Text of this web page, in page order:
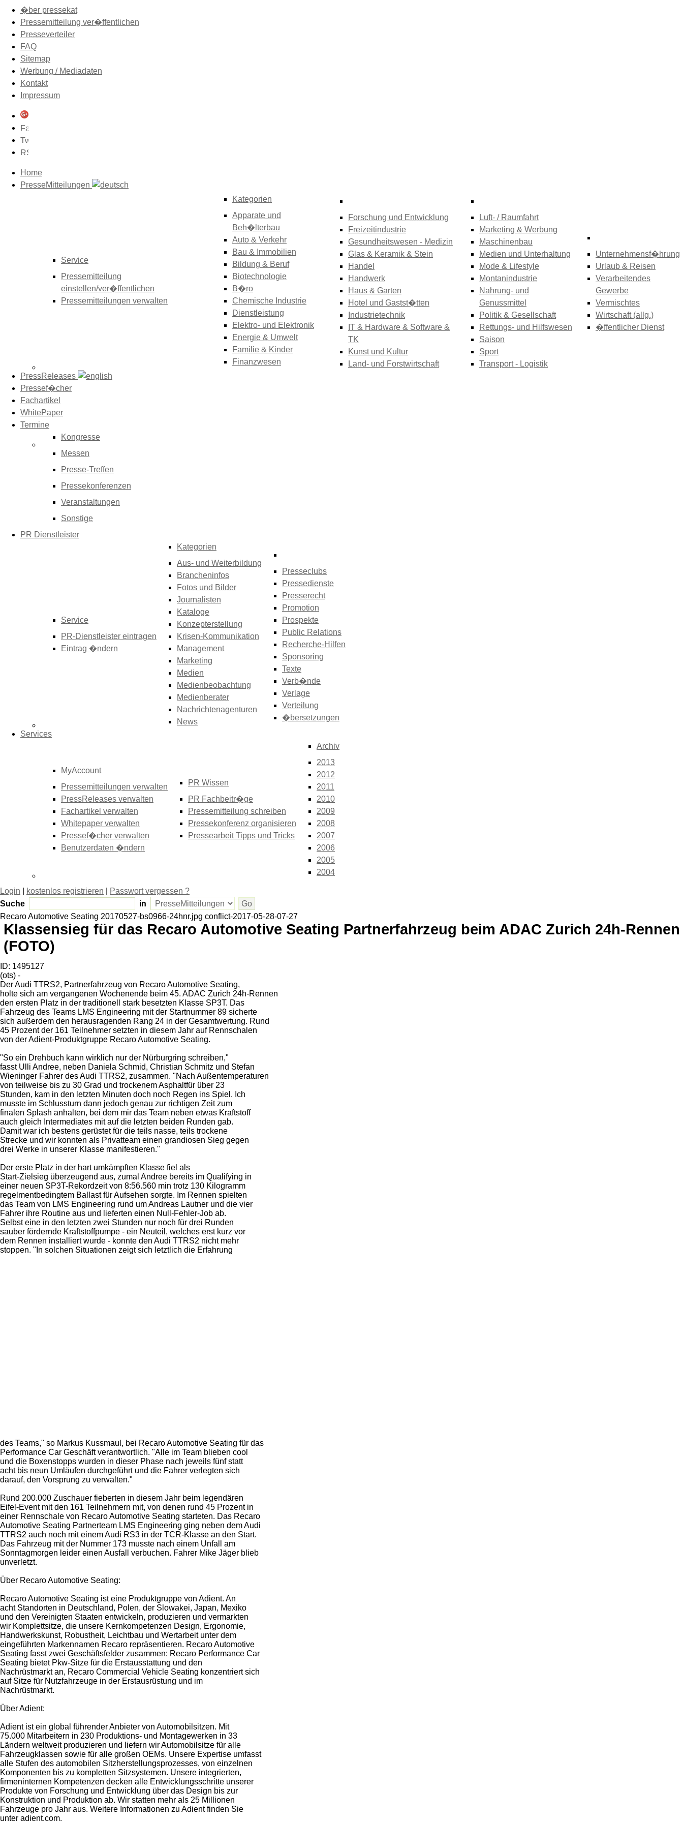
�ber pressekat
Pressemitteilung ver�ffentlichen
Presseverteiler
FAQ
Sitemap
Werbung / Mediadaten
Kontakt
Impressum
Home
PresseMitteilungen
Service
Pressemitteilung
einstellen/ver�ffentlichen
Pressemitteilungen verwalten
Kategorien
Apparate und
Beh�lterbau
Auto & Verkehr
Bau & Immobilien
Bildung & Beruf
Biotechnologie
B�ro
Chemische Industrie
Dienstleistung
Elektro- und Elektronik
Energie & Umwelt
Familie & Kinder
Finanzwesen
Forschung und Entwicklung
Freizeitindustrie
Gesundheitswesen - Medizin
Glas & Keramik & Stein
Handel
Handwerk
Haus & Garten
Hotel und Gastst�tten
Industrietechnik
IT & Hardware & Software &
TK
Kunst und Kultur
Land- und Forstwirtschaft
Luft- / Raumfahrt
Marketing & Werbung
Maschinenbau
Medien und Unterhaltung
Mode & Lifestyle
Montanindustrie
Nahrung- und
Genussmittel
Politik & Gesellschaft
Rettungs- und Hilfswesen
Saison
Sport
Transport - Logistik
Unternehmensf�hrung
Urlaub & Reisen
Verarbeitendes
Gewerbe
Vermischtes
Wirtschaft (allg.)
�ffentlicher Dienst
PressReleases
Pressef�cher
Fachartikel
WhitePaper
Termine
Kongresse
Messen
Presse-Treffen
Pressekonferenzen
Veranstaltungen
Sonstige
PR Dienstleister
Service
PR-Dienstleister eintragen
Eintrag �ndern
Kategorien
Aus- und Weiterbildung
Brancheninfos
Fotos und Bilder
Journalisten
Kataloge
Konzepterstellung
Krisen-Kommunikation
Management
Marketing
Medien
Medienbeobachtung
Medienberater
Nachrichtenagenturen
News
Presseclubs
Pressedienste
Presserecht
Promotion
Prospekte
Public Relations
Recherche-Hilfen
Sponsoring
Texte
Verb�nde
Verlage
Verteilung
�bersetzungen
Services
MyAccount
Pressemitteilungen verwalten
PressReleases verwalten
Fachartikel verwalten
Whitepaper verwalten
Pressef�cher verwalten
Benutzerdaten �ndern
PR Wissen
PR Fachbeitr�ge
Pressemitteilung schreiben
Pressekonferenz organisieren
Pressearbeit Tipps und Tricks
Archiv
2013
2012
2011
2010
2009
2008
2007
2006
2005
2004
Login kostenlos registrieren
Passwort vergessen ?
Suche
in
Recaro Automotive Seating 20170527-bs0966-24hnr.jpg conflict-2017-05-28-07-27
Klassensieg für das Recaro Automotive Seating Partnerfahrzeug beim ADAC Zurich 24h-Rennen
(FOTO)
ID: 1495127
(ots) -
Der Audi TTRS2, Partnerfahrzeug von Recaro Automotive Seating,
holte sich am vergangenen Wochenende beim 45. ADAC Zurich 24h-Rennen
den ersten Platz in der traditionell stark besetzten Klasse SP3T. Das
Fahrzeug des Teams LMS Engineering mit der Startnummer 89 sicherte
sich außerdem den herausragenden Rang 24 in der Gesamtwertung. Rund
45 Prozent der 161 Teilnehmer setzten in diesem Jahr auf Rennschalen
von der Adient-Produktgruppe Recaro Automotive Seating.
"So ein Drehbuch kann wirklich nur der Nürburgring schreiben,"
fasst Ulli Andree, neben Daniela Schmid, Christian Schmitz und Stefan
Wieninger Fahrer des Audi TTRS2, zusammen. "Nach Außentemperaturen
von teilweise bis zu 30 Grad und trockenem Asphaltfür über 23
Stunden, kam in den letzten Minuten doch noch Regen ins Spiel. Ich
musste im Schlussturn dann jedoch genau zur richtigen Zeit zum
finalen Splash anhalten, bei dem mir das Team neben etwas Kraftstoff
auch gleich Intermediates mit auf die letzten beiden Runden gab.
Damit war ich bestens gerüstet für die teils nasse, teils trockene
Strecke und wir konnten als Privatteam einen grandiosen Sieg gegen
drei Werke in unserer Klasse manifestieren."
Der erste Platz in der hart umkämpften Klasse fiel als
Start-Zielsieg überzeugend aus, zumal Andree bereits im Qualifying in
einer neuen SP3T-Rekordzeit von 8:56.560 min trotz 130 Kilogramm
regelmentbedingtem Ballast für Aufsehen sorgte. Im Rennen spielten
das Team von LMS Engineering rund um Andreas Lautner und die vier
Fahrer ihre Routine aus und lieferten einen Null-Fehler-Job ab.
Selbst eine in den letzten zwei Stunden nur noch für drei Runden
sauber fördernde Kraftstoffpumpe - ein Neuteil, welches erst kurz vor
dem Rennen installiert wurde - konnte den Audi TTRS2 nicht mehr
stoppen. "In solchen Situationen zeigt sich letztlich die Erfahrung
des Teams," so Markus Kussmaul, bei Recaro Automotive Seating für das
Performance Car Geschäft verantwortlich. "Alle im Team blieben cool
und die Boxenstopps wurden in dieser Phase nach jeweils fünf statt
acht bis neun Umläufen durchgeführt und die Fahrer verlegten sich
darauf, den Vorsprung zu verwalten."
Rund 200.000 Zuschauer fieberten in diesem Jahr beim legendären
Eifel-Event mit den 161 Teilnehmern mit, von denen rund 45 Prozent in
einer Rennschale von Recaro Automotive Seating starteten. Das Recaro
Automotive Seating Partnerteam LMS Engineering ging neben dem Audi
TTRS2 auch noch mit einem Audi RS3 in der TCR-Klasse an den Start.
Das Fahrzeug mit der Nummer 173 musste nach einem Unfall am
Sonntagmorgen leider einen Ausfall verbuchen. Fahrer Mike Jäger blieb
unverletzt.
Über Recaro Automotive Seating:
Recaro Automotive Seating ist eine Produktgruppe von Adient. An
acht Standorten in Deutschland, Polen, der Slowakei, Japan, Mexiko
und den Vereinigten Staaten entwickeln, produzieren und vermarkten
wir Komplettsitze, die unsere Kernkompetenzen Design, Ergonomie,
Handwerkskunst, Robustheit, Leichtbau und Wertarbeit unter dem
eingeführten Markennamen Recaro repräsentieren. Recaro Automotive
Seating fasst zwei Geschäftsfelder zusammen: Recaro Performance Car
Seating bietet Pkw-Sitze für die Erstausstattung und den
Nachrüstmarkt an, Recaro Commercial Vehicle Seating konzentriert sich
auf Sitze für Nutzfahrzeuge in der Erstausrüstung und im
Nachrüstmarkt.
Über Adient:
Adient ist ein global führender Anbieter von Automobilsitzen. Mit
75.000 Mitarbeitern in 230 Produktions- und Montagewerken in 33
Ländern weltweit produzieren und liefern wir Automobilsitze für alle
Fahrzeugklassen sowie für alle großen OEMs. Unsere Expertise umfasst
alle Stufen des automobilen Sitzherstellungsprozesses, von einzelnen
Komponenten bis zu kompletten Sitzsystemen. Unsere integrierten,
firmeninternen Kompetenzen decken alle Entwicklungsschritte unserer
Produkte von Forschung und Entwicklung über das Design bis zur
Konstruktion und Produktion ab. Wir statten mehr als 25 Millionen
Fahrzeuge pro Jahr aus. Weitere Informationen zu Adient finden Sie
unter adient.com.